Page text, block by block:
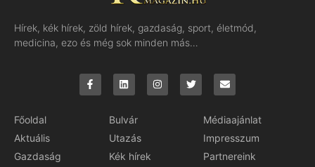
Hírek, kék hírek, zöld hírek, gazdaság, sport, életmód,
medicina, ezo és még sok minden más…
Főoldal
Aktuális
Gazdaság
Bulvár
Utazás
Kék hírek
Médiaajánlat
Impresszum
Partnereink